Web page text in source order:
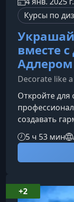
Курсы по
вместе
Адлером
Decorate like
Откройте для
создавать
Джонатаном
обрести
в курсеВ
5 ч 53 мин
+2